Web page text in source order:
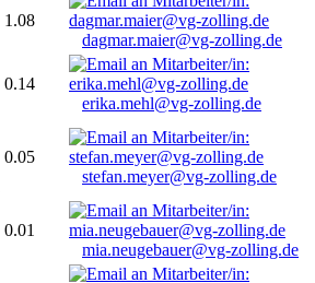
1.08
dagmar.maier@vg-zolling.de
0.14
erika.mehl@vg-zolling.de
0.05
stefan.meyer@vg-zolling.de
0.01
mia.neugebauer@vg-zolling.de